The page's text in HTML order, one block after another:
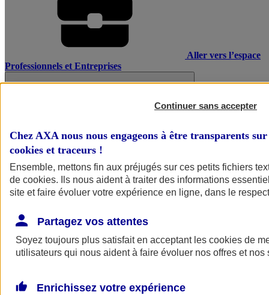
Aller vers l’espace
Professionnels et Entreprises
Continuer sans accepter
Chez AXA nous nous engageons à être transparents
cookies et traceurs !
Ensemble, mettons fin aux préjugés sur ces petits fichiers
de cookies. Ils nous aident à traiter des informations
site et faire évoluer votre expérience en ligne, dans le
Partagez vos attentes
Soyez toujours plus satisfait en acceptant les cookies de
utilisateurs qui nous aident à faire évoluer nos offres et nos
Enrichissez votre expérience